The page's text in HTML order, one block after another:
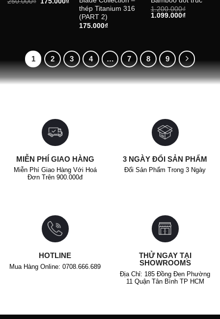
hiện
175.000₫.
thép Titanium 316
(PART 2)
175.000₫
1.200.000₫
Giá
1.099.000₫Giá
1 2 3 4 … 7 8 9
MIỄN PHÍ GIAO HÀNG
Miễn Phí Giao Hàng Với Hoá
Đơn Trên 900.000đ
3 NGÀY ĐỔI SẢN PHẨM
Đổi Sản Phẩm Trong 3 Ngày
HOTLINE
Mua Hàng Online: 0708.666.689
THỬ NGAY TẠI
SHOWROOMS
Địa Chỉ: 185 Đồng Đen Phường
11 Quận Tân Bình TP HCM